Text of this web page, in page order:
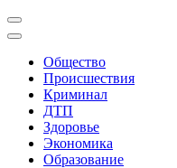
Общество
Происшествия
Криминал
ДТП
Здоровье
Экономика
Образование